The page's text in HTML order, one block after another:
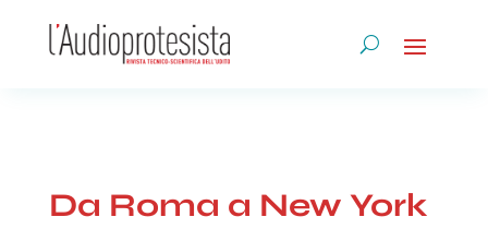
Da Roma a New York